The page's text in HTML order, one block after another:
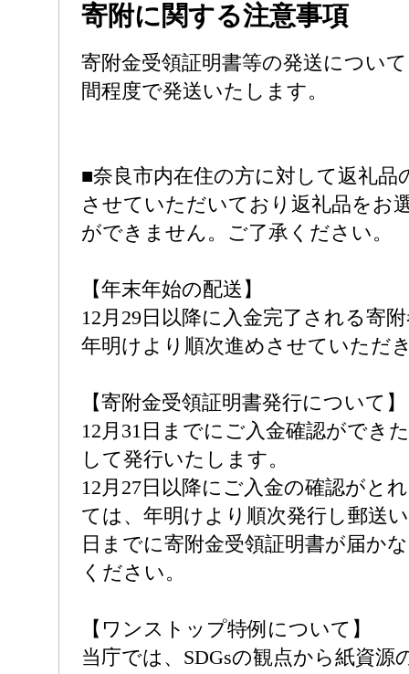
寄附に関する注意事項
寄附金受領証明書等の発送につい
間程度で発送いたします。
■奈良市内在住の方に対して返礼品
させていただいており返礼品をお
ができません。ご了承ください。
【年末年始の配送】
12月29日以降に入金完了される寄
年明けより順次進めさせていただ
【寄附金受領証明書発行について】
12月31日までにご入金確認ができ
して発行いたします。
12月27日以降にご入金の確認がと
ては、年明けより順次発行し郵送
日までに寄附金受領証明書が届か
ください。
【ワンストップ特例について】
当庁では、SDGsの観点から紙資源